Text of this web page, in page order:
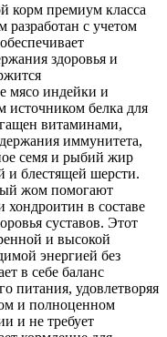
корм премиум класса
разработан с учетом
здоровья и
мясо индейки и
источником белка для
витаминами,
иммунитета,
семя и рыбий жир
и блестящей шерсти.
жом помогают
в составе
суставов. Этот
и высокой
энергией без
в себе баланс
питания, удовлетворяя
и полноценном
и не требует